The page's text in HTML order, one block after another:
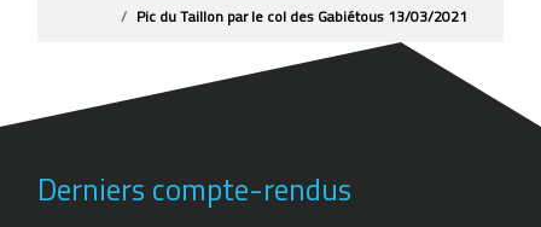
Pic du Taillon par le col des Gabiétous 13/03/2021
Derniers compte-rendus